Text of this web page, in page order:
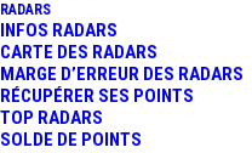
RADARS
INFOS RADARS
CARTE DES RADARS
MARGE D’ERREUR DES RADARS
RÉCUPÉRER SES POINTS
TOP RADARS
SOLDE DE POINTS
11 juin 2020